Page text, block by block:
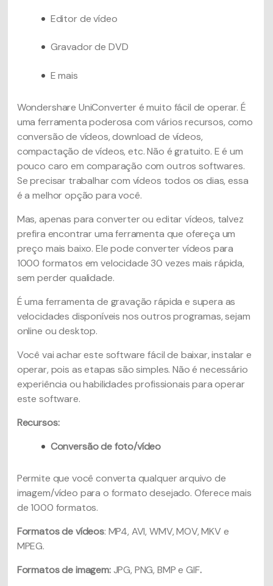
Editor de vídeo
Gravador de DVD
E mais
Wondershare UniConverter é muito fácil de operar. É
uma ferramenta poderosa com vários recursos, como
conversão de vídeos, download de vídeos,
compactação de vídeos, etc. Não é gratuito. E é um
pouco caro em comparação com outros softwares.
Se precisar trabalhar com vídeos todos os dias, essa
é a melhor opção para você.
Mas, apenas para converter ou editar vídeos, talvez
prefira encontrar uma ferramenta que ofereça um
preço mais baixo. Ele pode converter vídeos para
1000 formatos em velocidade 30 vezes mais rápida,
sem perder qualidade.
É uma ferramenta de gravação rápida e supera as
velocidades disponíveis nos outros programas, sejam
online ou desktop.
Você vai achar este software fácil de baixar, instalar e
operar, pois as etapas são simples. Não é necessário
experiência ou habilidades profissionais para operar
este software.
Recursos:
Conversão de foto/vídeo
Permite que você converta qualquer arquivo de
imagem/vídeo para o formato desejado. Oferece mais
de 1000 formatos.
Formatos de vídeos: MP4, AVI, WMV, MOV, MKV e
MPEG.
Formatos de imagem: JPG, PNG, BMP e GIF.